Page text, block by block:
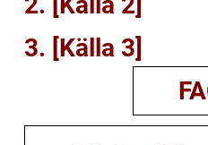
3. [Källa 3]